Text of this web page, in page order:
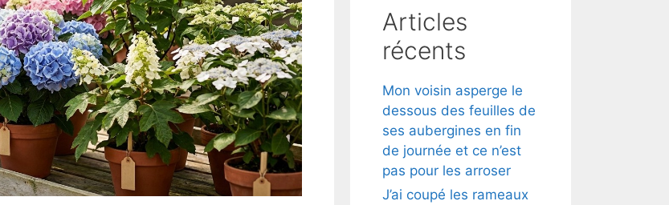
Articles
récents
Mon voisin asperge le
dessous des feuilles de
ses aubergines en fin
de journée et ce n’est
pas pour les arroser
J’ai coupé les rameaux